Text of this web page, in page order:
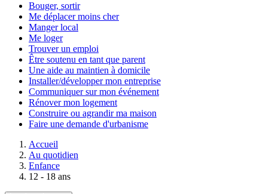
Bouger, sortir
Me déplacer moins cher
Manger local
Me loger
Trouver un emploi
Être soutenu en tant que parent
Une aide au maintien à domicile
Installer/développer mon entreprise
Communiquer sur mon événement
Rénover mon logement
Construire ou agrandir ma maison
Faire une demande d'urbanisme
Accueil
Au quotidien
Enfance
12 - 18 ans